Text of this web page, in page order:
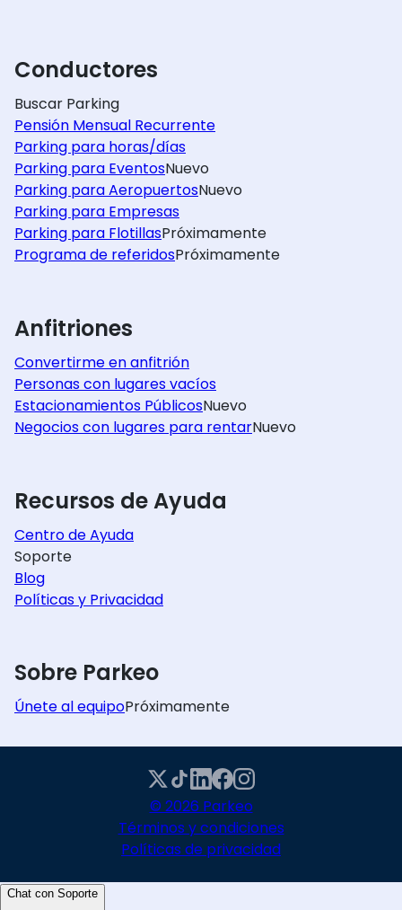
Conductores
Buscar Parking
Pensión Mensual Recurrente
Parking para horas/días
Parking para EventosNuevo
Parking para AeropuertosNuevo
Parking para Empresas
Parking para FlotillasPróximamente
Programa de referidosPróximamente
Anfitriones
Convertirme en anfitrión
Personas con lugares vacíos
Estacionamientos PúblicosNuevo
Negocios con lugares para rentarNuevo
Recursos de Ayuda
Centro de Ayuda
Soporte
Blog
Políticas y Privacidad
Sobre Parkeo
Únete al equipoPróximamente
© 2026 Parkeo
Términos y condiciones
Políticas de privacidad
Chat con Soporte